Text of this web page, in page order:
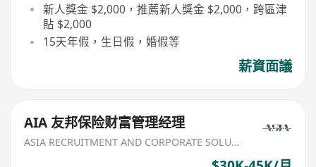
新人獎金 $2,000，推薦新人獎金 $2,000，跨區津
貼 $2,000
15天年假，生日假，婚假等
薪資面議
AIA 友邦保险财富管理经理
ASIA RECRUITMENT AND CORPORATE SOLUTION LIMITED